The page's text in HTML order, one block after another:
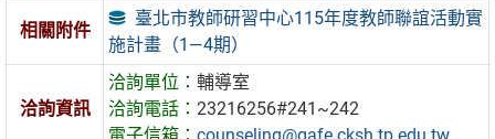
相關附件
臺北市教師研習中心115年度教師聯誼活動實
施計畫（1—4期）
洽詢資訊
洽詢單位：輔導室
洽詢電話：23216256#241~242